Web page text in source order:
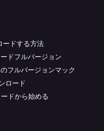
ードする方法
ドフルバージョン
フルバージョンマック
ロード
ドから始める